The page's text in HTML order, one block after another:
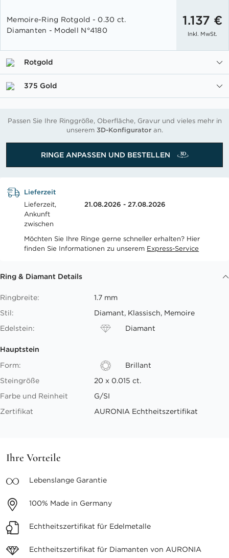
der
Bildgalerie
Memoire-Ring Rotgold - 0.30 ct.
Diamanten - Modell N°4180
1.137 €
Inkl. MwSt.
Rotgold
375 Gold
Passen Sie Ihre Ringgröße, Oberfläche, Gravur und vieles mehr in
unserem 3D-Konfiguratoran.
RINGE ANPASSEN UND BESTELLEN
Lieferzeit
Lieferzeit,
Ankunft
zwischen
21.08.2026 - 27.08.2026
Möchten Sie Ihre Ringe gerne schneller erhalten? Hier
finden Sie Informationen zu unserem Express-Service
Ring & Diamant Details
Ringbreite:
1.7 mm
Stil:
Diamant, Klassisch, Memoire
Edelstein:
Diamant
Hauptstein
Form:
Brillant
Steingröße
20 x 0.015 ct.
Farbe und Reinheit
G/SI
Zertifikat
AURONIA Echtheitszertifikat
Ihre Vorteile
Lebenslange Garantie
100% Made in Germany
Echtheitszertifikat für Edelmetalle
Echtheitszertifikat für Diamanten von AURONIA